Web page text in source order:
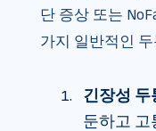
단 증상 또는
가지 일반적인
긴장성 두
둔하고 고